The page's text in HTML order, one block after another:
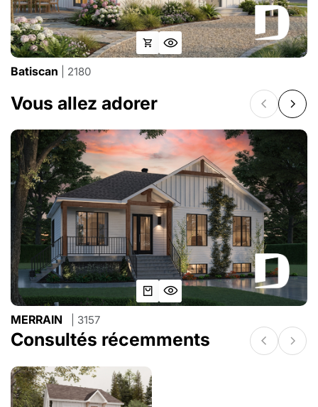
Batiscan | 2180
Vous allez adorer
MERRAIN | 3157
Consultés récemments